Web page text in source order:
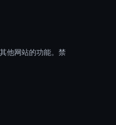
他网站的功能。禁